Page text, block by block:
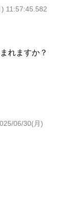
11:57:45.582
ますか？
06/30(月)